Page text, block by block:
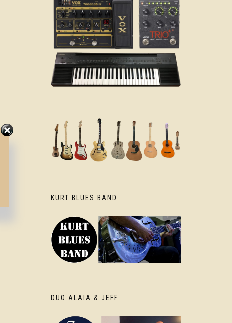
KURT BLUES BAND
DUO ALAIA & JEFF